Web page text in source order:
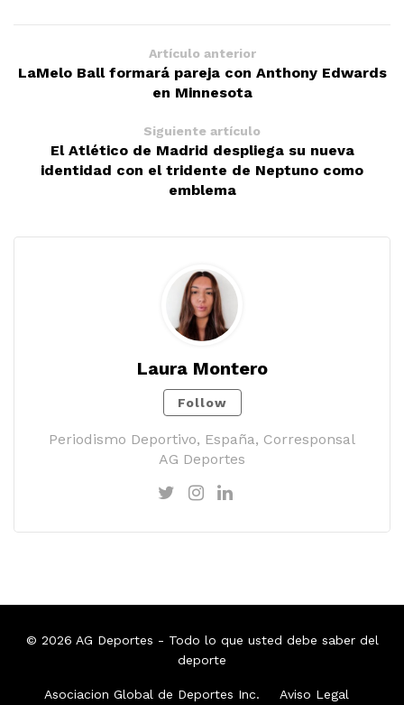
Artículo anterior
LaMelo Ball formará pareja con Anthony Edwards
en Minnesota
Siguiente artículo
El Atlético de Madrid despliega su nueva
identidad con el tridente de Neptuno como
emblema
Laura Montero
Follow
Periodismo Deportivo, España, Corresponsal
AG Deportes
© 2026 AG Deportes - Todo lo que usted debe saber del
deporte
Asociacion Global de Deportes Inc. Aviso Legal